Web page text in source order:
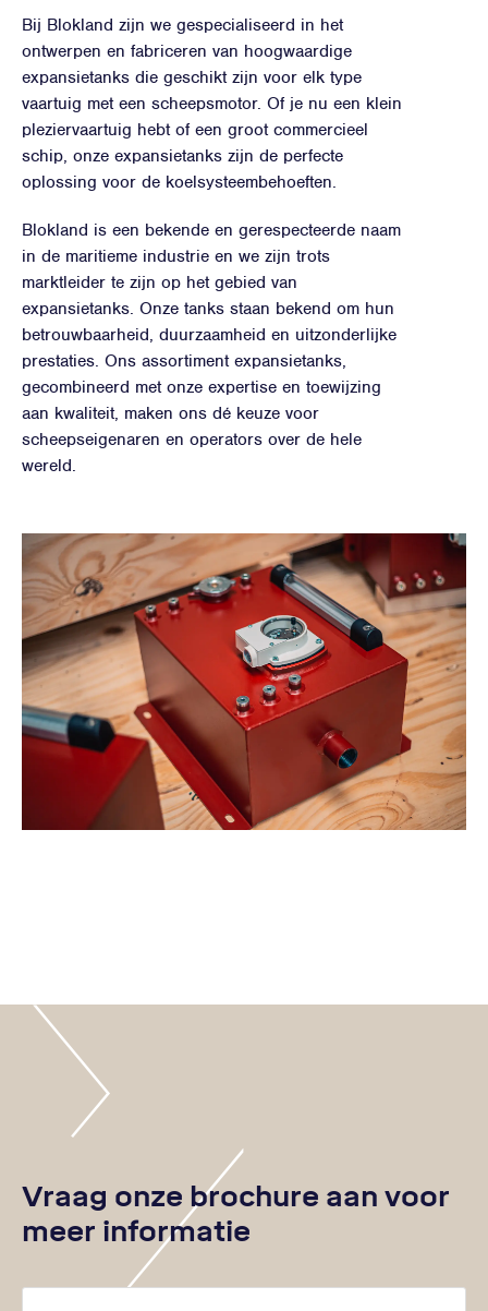
Bij Blokland zijn we gespecialiseerd in het
ontwerpen en fabriceren van hoogwaardige
expansietanks die geschikt zijn voor elk type
vaartuig met een scheepsmotor. Of je nu een klein
pleziervaartuig hebt of een groot commercieel
schip, onze expansietanks zijn de perfecte
oplossing voor de koelsysteembehoeften.
Blokland is een bekende en gerespecteerde naam
in de maritieme industrie en we zijn trots
marktleider te zijn op het gebied van
expansietanks. Onze tanks staan bekend om hun
betrouwbaarheid, duurzaamheid en uitzonderlijke
prestaties. Ons assortiment expansietanks,
gecombineerd met onze expertise en toewijzing
aan kwaliteit, maken ons dé keuze voor
scheepseigenaren en operators over de hele
wereld.
Vraag onze brochure aan voor
meer informatie